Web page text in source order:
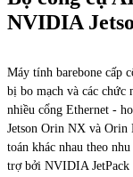
NVIDIA
Máy tính barebone cấp
bị bo mạch và các chức
nhiều cổng Ethernet -
Jetson Orin NX và Orin
toán khác nhau theo
trợ bởi NVIDIA JetPack